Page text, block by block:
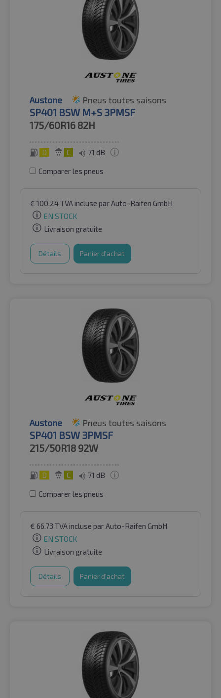
Austone Pneus toutes saisons
SP401 BSW M+S 3PMSF
175/60R16 82H
D C 71 dB
Comparer les pneus
€ 100.24TVA incluse par Auto-Raifen GmbH
EN STOCK
Livraison gratuite
Détails Panier d'achat
Austone Pneus toutes saisons
SP401 BSW 3PMSF
215/50R18 92W
D C 71 dB
Comparer les pneus
€ 66.73 TVA incluse par Auto-Raifen GmbH
EN STOCK
Livraison gratuite
Détails Panier d'achat